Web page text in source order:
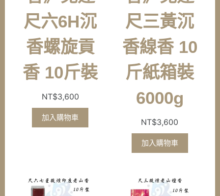
尺六6H沉
香螺旋貢
香 10斤裝
NT$3,600
加入購物車
尺三黃沉
香線香 10
斤紙箱裝
6000g
NT$3,600
加入購物車